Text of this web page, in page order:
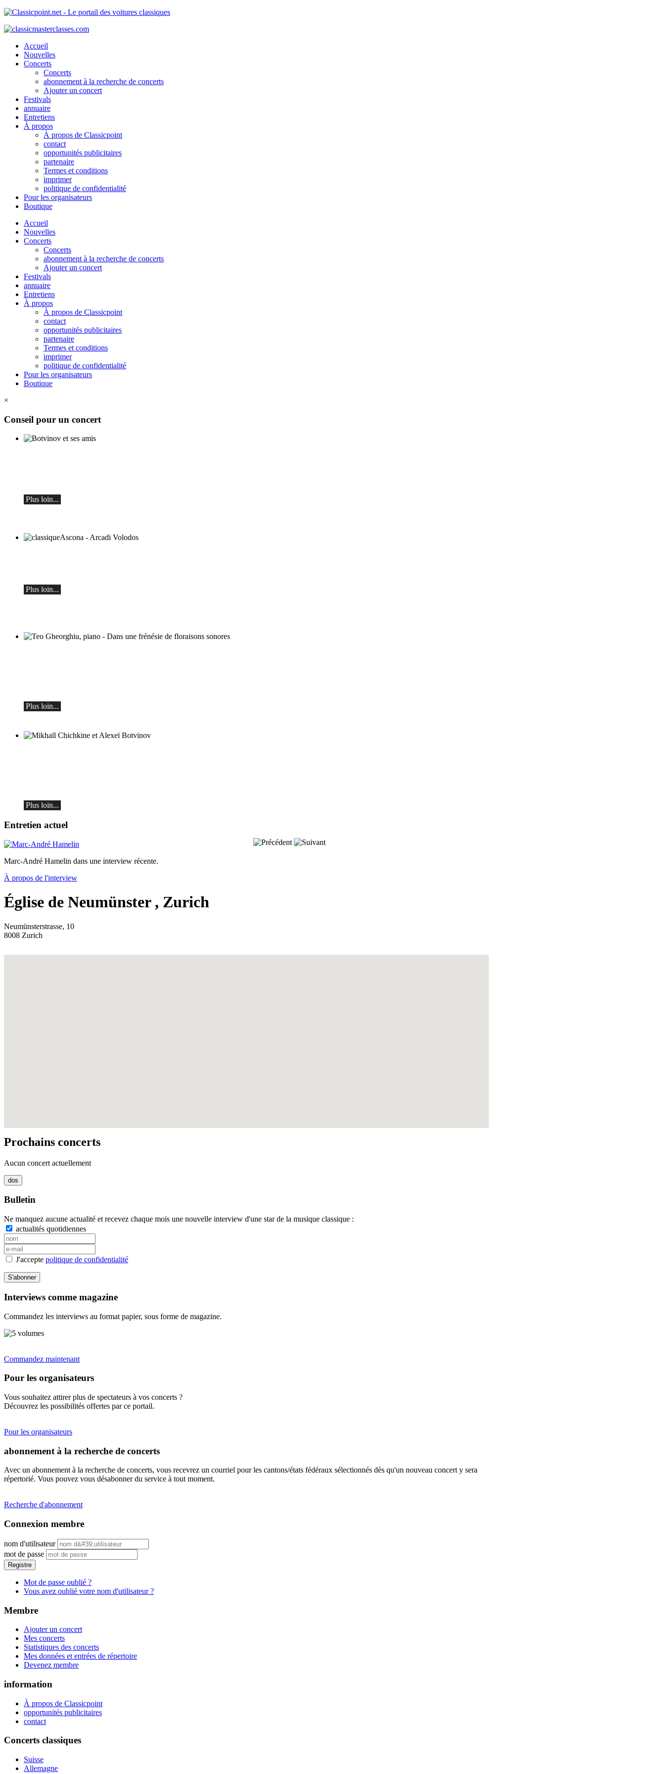
Accueil
Nouvelles
Concerts
Concerts
abonnement à la recherche de concerts
Ajouter un concert
Festivals
annuaire
Entretiens
À propos
À propos de Classicpoint
contact
opportunités publicitaires
partenaire
Termes et conditions
imprimer
politique de confidentialité
Pour les organisateurs
Boutique
Accueil
Nouvelles
Concerts
Concerts
abonnement à la recherche de concerts
Ajouter un concert
Festivals
annuaire
Entretiens
À propos
À propos de Classicpoint
contact
opportunités publicitaires
partenaire
Termes et conditions
imprimer
politique de confidentialité
Pour les organisateurs
Boutique
×
Conseil pour un concert
Plus loin...
Plus loin...
Plus loin...
Plus loin...
Entretien actuel
Marc-André Hamelin dans une interview récente.
À propos de l'interview
Église de Neumünster, Zurich
Neumünsterstrasse, 10
8008 Zurich
Prochains concerts
Aucun concert actuellement
Bulletin
Ne manquez aucune actualité et recevez chaque mois une nouvelle interview d'une star de la musique classique :
actualités quotidiennes
J'accepte politique de confidentialité
S'abonner
Interviews comme magazine
Commandez les interviews au format papier, sous forme de magazine.
Commandez maintenant
Pour les organisateurs
Vous souhaitez attirer plus de spectateurs à vos concerts ?
Découvrez les possibilités offertes par ce portail.
Pour les organisateurs
abonnement à la recherche de concerts
Avec un abonnement à la recherche de concerts, vous recevrez un courriel pour les cantons/états fédéraux sélectionnés dès qu'un nouveau concert y sera
répertorié. Vous pouvez vous désabonner du service à tout moment.
Recherche d'abonnement
Connexion membre
nom d'utilisateur
mot de passe
Registre
Mot de passe oublié ?
Vous avez oublié votre nom d'utilisateur ?
Membre
Ajouter un concert
Mes concerts
Statistiques des concerts
Mes données et entrées de répertoire
Devenez membre
information
À propos de Classicpoint
opportunités publicitaires
contact
Concerts classiques
Suisse
Allemagne